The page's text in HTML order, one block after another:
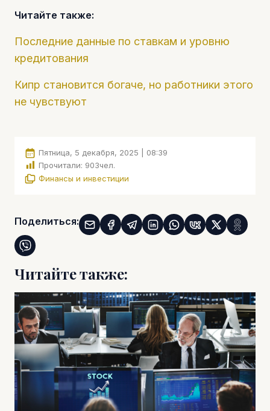
Читайте также:
Последние данные по ставкам и уровню
кредитования
Кипр становится богаче, но работники этого
не чувствуют
Пятница, 5 декабря, 2025 | 08:39
Прочитали: 903чел.
Финансы и инвестиции
Поделиться:
Читайте также: